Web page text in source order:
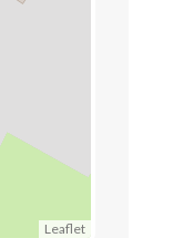
Leaflet